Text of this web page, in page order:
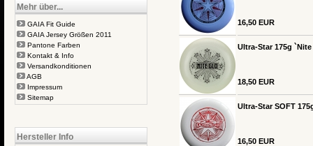
Mehr über...
GAIA Fit Guide
GAIA Jersey Größen 2011
Pantone Farben
Kontakt & Info
Versandkonditionen
AGB
Impressum
Sitemap
Hersteller Info
16,50 EUR
Ultra-Star 175g
18,50 EUR
Ultra-Star SOFT
16,50 EUR